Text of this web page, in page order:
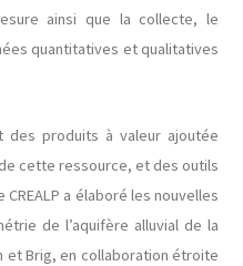
ainsi que la collecte, le
quantitatives et qualitatives
des produits à valeur ajoutée
cette ressource, et des outils
a élaboré les nouvelles
de l’aquifère alluvial de la
et Brig, en collaboration étroite